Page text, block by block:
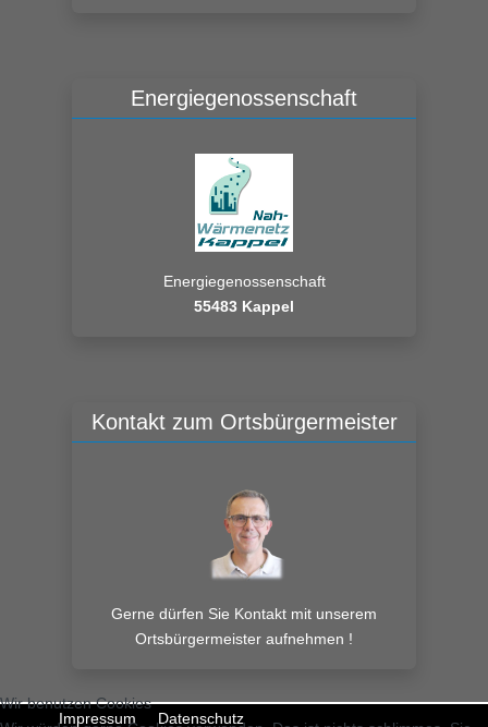
Energiegenossenschaft
Energiegenossenschaft
55483 Kappel
Kontakt zum Ortsbürgermeister
Gerne dürfen Sie Kontakt mit unserem
Ortsbürgermeister aufnehmen !
Impressum Datenschutz
Wir benutzen Cookies